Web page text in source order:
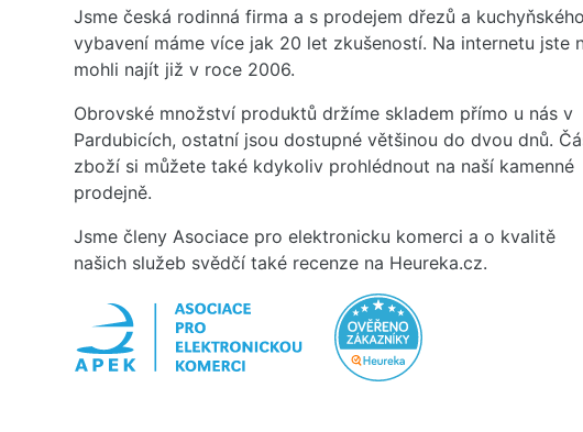
Jsme česká rodinná firma a s prodejem dřezů a kuchyňského
vybavení máme více jak 20 let zkušeností. Na internetu jste
mohli najít již v roce 2006.
Obrovské množství produktů držíme skladem přímo u nás v
Pardubicích, ostatní jsou dostupné většinou do dvou dnů.
zboží si můžete také kdykoliv prohlédnout na naší kamenné
prodejně.
Jsme členy Asociace pro elektronicku komerci a o kvalitě
našich služeb svědčí také recenze na Heureka.cz.